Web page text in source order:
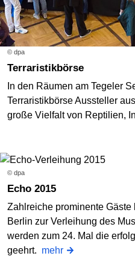
© dpa
Terraristikbörse
In den Räumen am Tegeler
Terraristikbörse Aussteller
große Vielfalt von Reptilien,
© dpa
Echo 2015
Zahlreiche prominente Gäste
Berlin zur Verleihung des
werden zum 24. Mal die
geehrt. mehr